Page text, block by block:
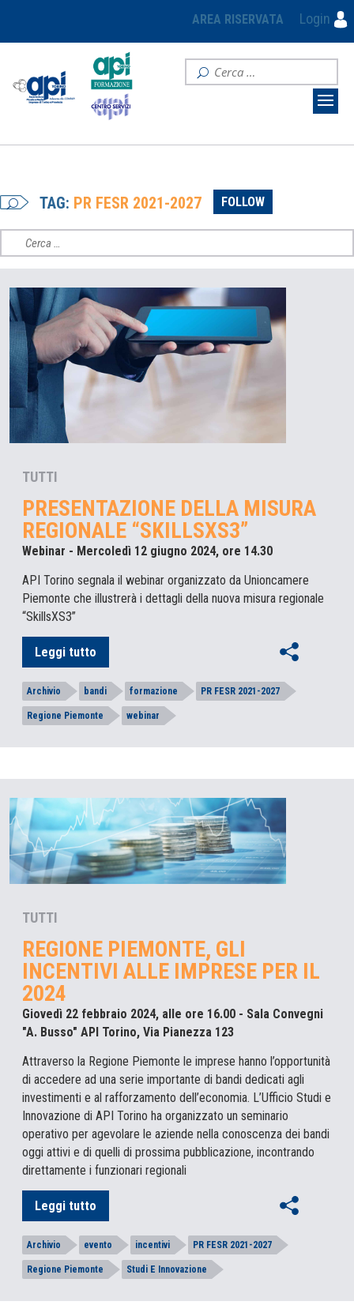
AREA RISERVATA Login
TAG: PR FESR 2021-2027 FOLLOW
TUTTI
PRESENTAZIONE DELLA MISURA
REGIONALE “SKILLSXS3”
Webinar - Mercoledì 12 giugno 2024, ore 14.30
API Torino segnala il webinar organizzato da Unioncamere
Piemonte che illustrerà i dettagli della nuova misura regionale
“SkillsXS3”
Leggi tutto
Archivio bandi formazione PR FESR 2021-2027
Regione Piemonte webinar
TUTTI
REGIONE PIEMONTE, GLI
INCENTIVI ALLE IMPRESE PER IL
2024
Giovedì 22 febbraio 2024, alle ore 16.00 - Sala Convegni
"A. Busso" API Torino, Via Pianezza 123
Attraverso la Regione Piemonte le imprese hanno l’opportunità
di accedere ad una serie importante di bandi dedicati agli
investimenti e al rafforzamento dell’economia. L’Ufficio Studi e
Innovazione di API Torino ha organizzato un seminario
operativo per agevolare le aziende nella conoscenza dei bandi
oggi attivi e di quelli di prossima pubblicazione, incontrando
direttamente i funzionari regionali
Leggi tutto
Archivio evento incentivi PR FESR 2021-2027
Regione Piemonte Studi E Innovazione